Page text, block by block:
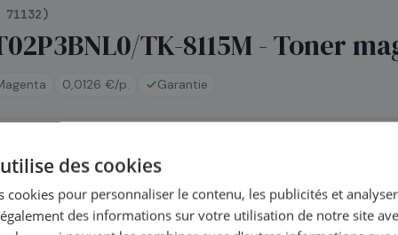
71132)
TK-8115M - Toner
0,0126 €/p. Garantie
— commandez avant 14h
TK-8115
*
des cookies
cookies pour personnaliser le contenu, les publicités et
des informations sur votre utilisation de notre site